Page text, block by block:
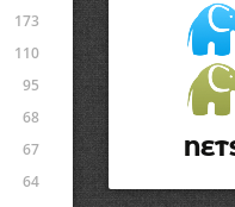
173
110
95
68
67
64